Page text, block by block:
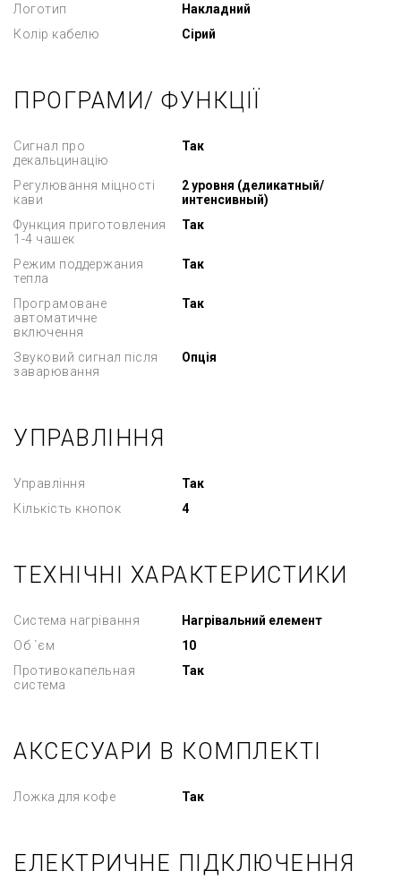
Логотип
Накладний
Колір кабелю
Сірий
ПРОГРАМИ/ ФУНКЦІЇ
Сигнал про
декальцинацію
Так
Регулювання міцності
кави
2 уровня (деликатный/
интенсивный)
Функция приготовления
1-4 чашек
Так
Режим поддержания
тепла
Так
Програмоване
автоматичне
включення
Так
Звуковий сигнал після
заварювання
Опція
УПРАВЛІННЯ
Управління
Так
Кількість кнопок
4
ТЕХНІЧНІ ХАРАКТЕРИСТИКИ
Система нагрівання
Нагрівальний елемент
Об `єм
10
Противокапельная
система
Так
АКСЕСУАРИ В КОМПЛЕКТІ
Ложка для кофе Так
ЕЛЕКТРИЧНЕ ПІДКЛЮЧЕННЯ